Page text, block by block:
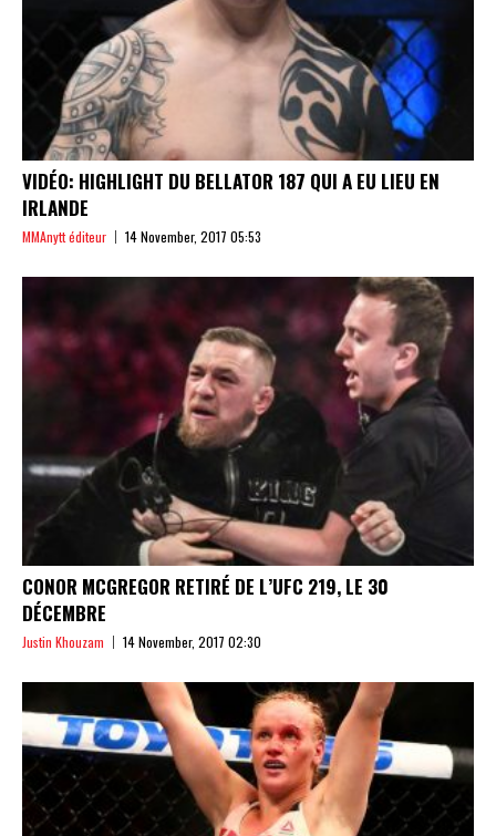
VIDÉO: HIGHLIGHT DU BELLATOR 187 QUI A EU LIEU EN
IRLANDE
MMAnytt éditeur 14 November, 2017 05:53
CONOR MCGREGOR RETIRÉ DE L’UFC 219, LE 30
DÉCEMBRE
Justin Khouzam 14 November, 2017 02:30